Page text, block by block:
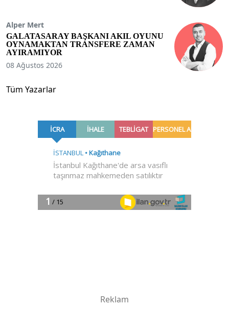
Alper Mert
GALATASARAY BAŞKANI AKIL OYUNU
OYNAMAKTAN TRANSFERE ZAMAN
AYIRAMIYOR
08 Ağustos 2026
Tüm Yazarlar